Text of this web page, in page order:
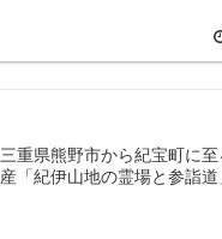
重県熊野市から紀宝町に
「紀伊山地の霊場と参詣